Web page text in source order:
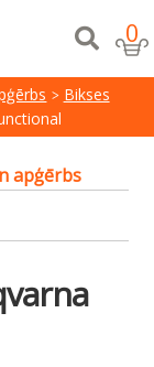
0
Bikses
apģērbs